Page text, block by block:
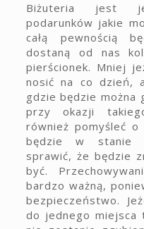
Biżuteria jest
podarunków jakie
całą pewnością
dostaną od nas
pierścionek. Mniej
nosić na co dzień,
gdzie będzie można
przy okazji
również pomyśleć
będzie w stanie
sprawić, że będzie
być.
bardzo ważną,
bezpieczeństwo.
do jednego miejsca